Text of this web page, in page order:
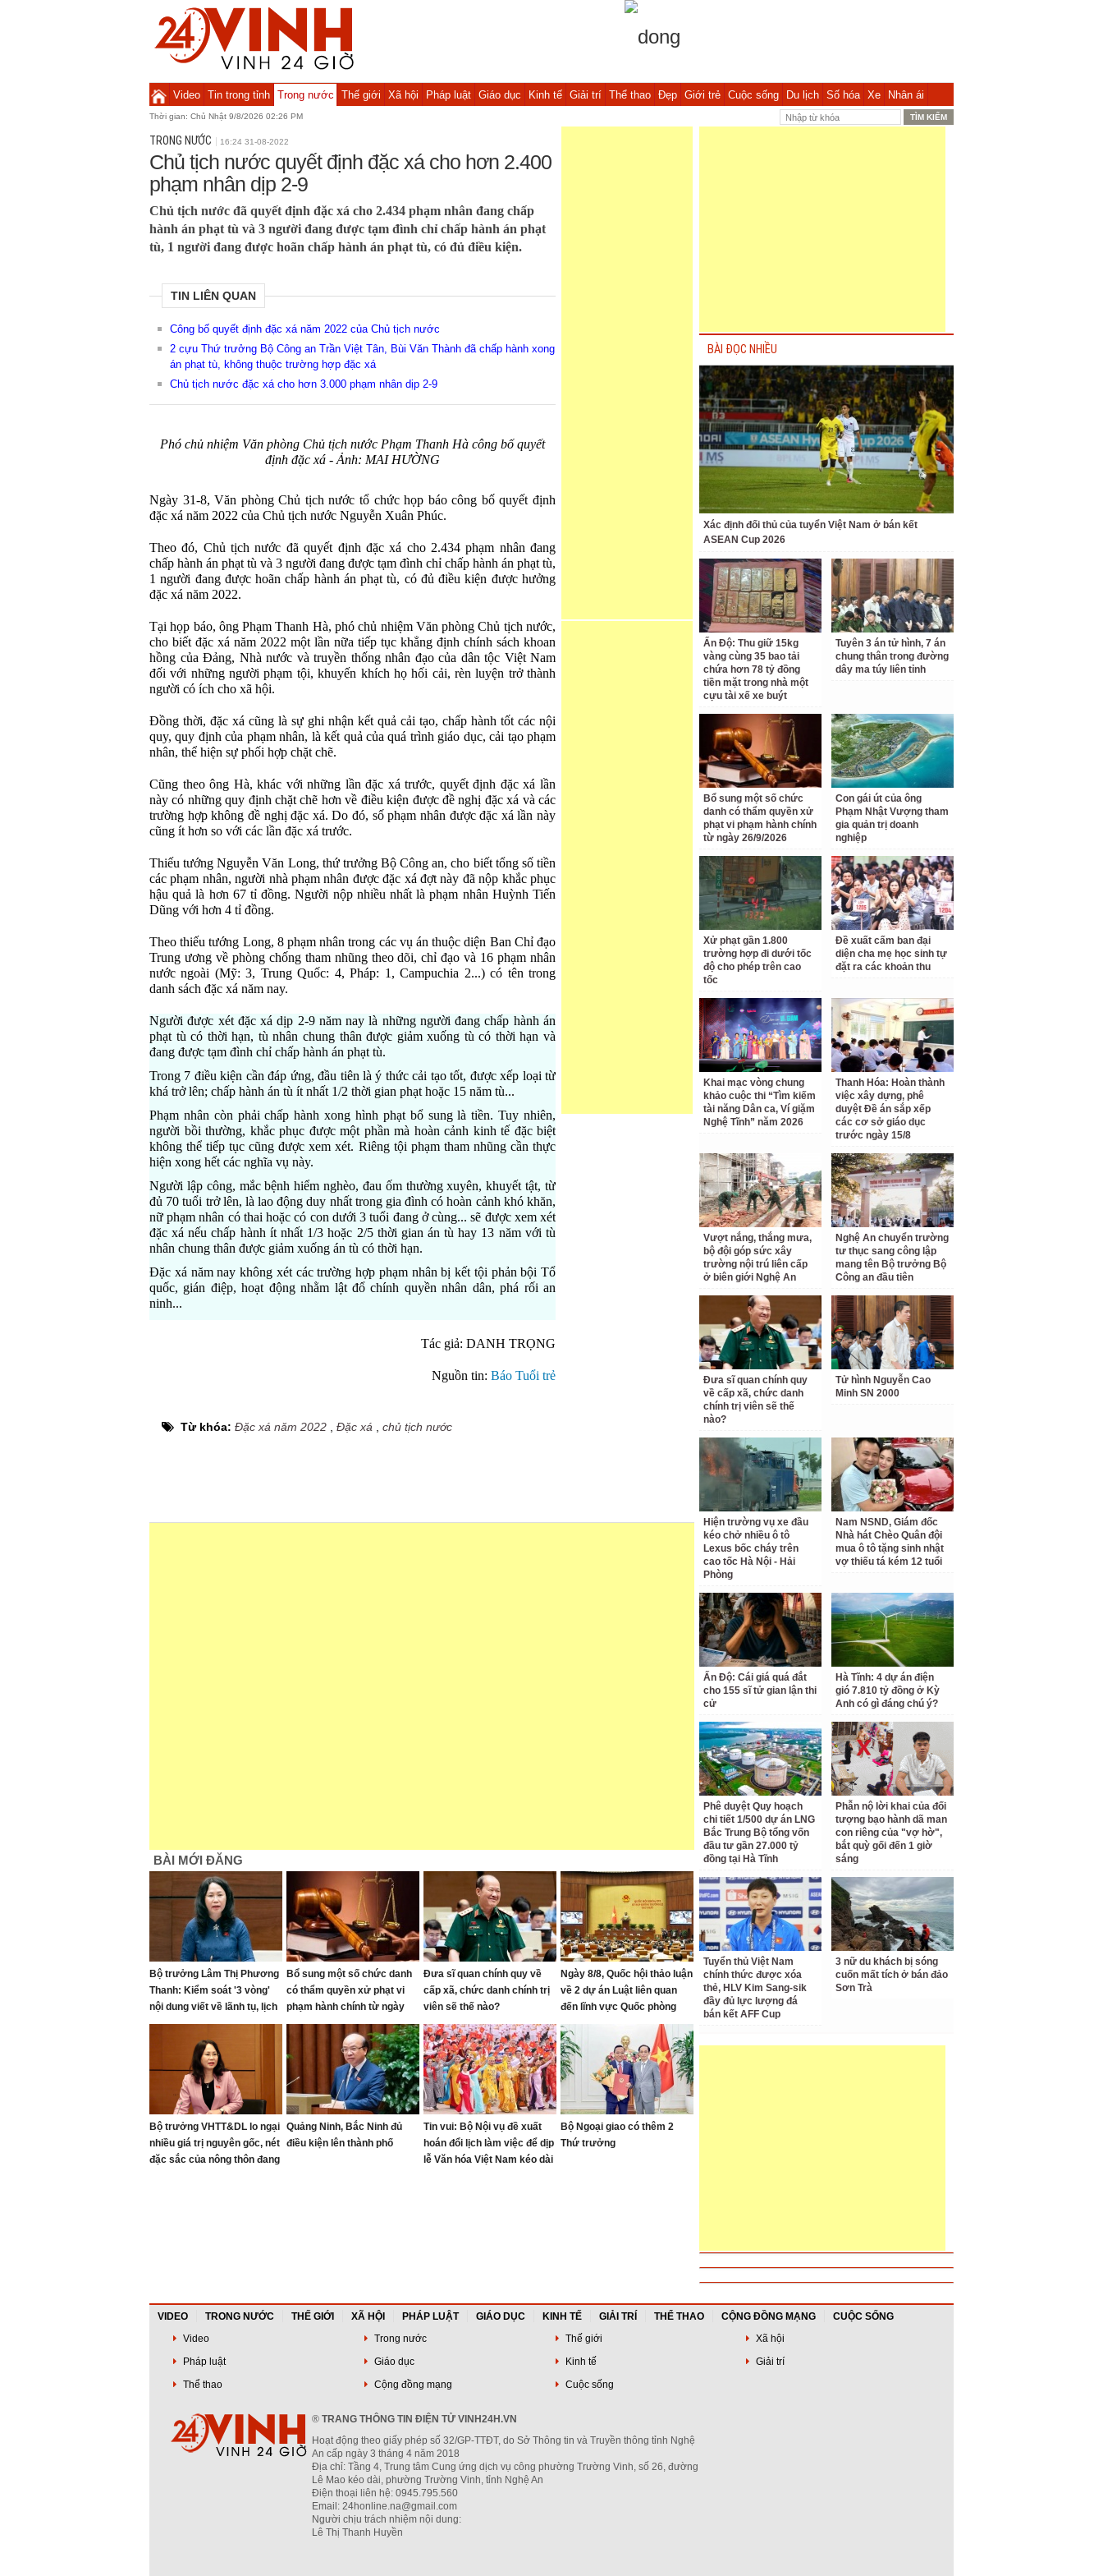
Video Tin trong tỉnh Trong nước Thế giới Xã hội Pháp luật Giáo dục Kinh tế Giải trí Thể thao Đẹp Giới trẻ Cuộc sống Du lịch Số hóa Xe Nhân ái
Thời gian: Chủ Nhật 9/8/2026 02:26 PM
TRONG NƯỚC 16:24 31-08-2022
Chủ tịch nước quyết định đặc xá cho hơn 2.400
phạm nhân dịp 2-9
Chủ tịch nước đã quyết định đặc xá cho 2.434 phạm nhân đang chấp
hành án phạt tù và 3 người đang được tạm đình chỉ chấp hành án phạt
tù, 1 người đang được hoãn chấp hành án phạt tù, có đủ điều kiện.
TIN LIÊN QUAN
Công bố quyết định đặc xá năm 2022 của Chủ tịch nước
2 cựu Thứ trưởng Bộ Công an Trần Việt Tân, Bùi Văn Thành đã chấp hành xong
án phạt tù, không thuộc trường hợp đặc xá
Chủ tịch nước đặc xá cho hơn 3.000 phạm nhân dịp 2-9
Phó chủ nhiệm Văn phòng Chủ tịch nước Phạm Thanh Hà công bố quyết
định đặc xá - Ảnh: MAI HƯỜNG
Ngày 31-8, Văn phòng Chủ tịch nước tổ chức họp báo công bố quyết định
đặc xá năm 2022 của Chủ tịch nước Nguyễn Xuân Phúc.
Theo đó, Chủ tịch nước đã quyết định đặc xá cho 2.434 phạm nhân đang
chấp hành án phạt tù và 3 người đang được tạm đình chỉ chấp hành án phạt tù,
1 người đang được hoãn chấp hành án phạt tù, có đủ điều kiện được hưởng
đặc xá năm 2022.
Tại họp báo, ông Phạm Thanh Hà, phó chủ nhiệm Văn phòng Chủ tịch nước,
cho biết đặc xá năm 2022 một lần nữa tiếp tục khẳng định chính sách khoan
hồng của Đảng, Nhà nước và truyền thống nhân đạo của dân tộc Việt Nam
đối với những người phạm tội, khuyến khích họ hối cải, rèn luyện trở thành
người có ích cho xã hội.
Đồng thời, đặc xá cũng là sự ghi nhận kết quả cải tạo, chấp hành tốt các nội
quy, quy định của phạm nhân, là kết quả của quá trình giáo dục, cải tạo phạm
nhân, thể hiện sự phối hợp chặt chẽ.
Cũng theo ông Hà, khác với những lần đặc xá trước, quyết định đặc xá lần
này có những quy định chặt chẽ hơn về điều kiện được đề nghị đặc xá và các
trường hợp không đề nghị đặc xá. Do đó, số phạm nhân được đặc xá lần này
cũng ít hơn so với các lần đặc xá trước.
Thiếu tướng Nguyễn Văn Long, thứ trưởng Bộ Công an, cho biết tổng số tiền
các phạm nhân, người nhà phạm nhân được đặc xá đợt này đã nộp khắc phục
hậu quả là hơn 67 tỉ đồng. Người nộp nhiều nhất là phạm nhân Huỳnh Tiến
Dũng với hơn 4 tỉ đồng.
Theo thiếu tướng Long, 8 phạm nhân trong các vụ án thuộc diện Ban Chỉ đạo
Trung ương về phòng chống tham nhũng theo dõi, chỉ đạo và 16 phạm nhân
nước ngoài (Mỹ: 3, Trung Quốc: 4, Pháp: 1, Campuchia 2...) có tên trong
danh sách đặc xá năm nay.
Người được xét đặc xá dịp 2-9 năm nay là những người đang chấp hành án
phạt tù có thời hạn, tù nhân chung thân được giảm xuống tù có thời hạn và
đang được tạm đình chỉ chấp hành án phạt tù.
Trong 7 điều kiện cần đáp ứng, đầu tiên là ý thức cải tạo tốt, được xếp loại từ
khá trở lên; chấp hành án tù ít nhất 1/2 thời gian phạt hoặc 15 năm tù...
Phạm nhân còn phải chấp hành xong hình phạt bổ sung là tiền. Tuy nhiên,
người bồi thường, khắc phục được một phần mà hoàn cảnh kinh tế đặc biệt
không thể tiếp tục cũng được xem xét. Riêng tội phạm tham nhũng cần thực
hiện xong hết các nghĩa vụ này.
Người lập công, mắc bệnh hiểm nghèo, đau ốm thường xuyên, khuyết tật, từ
đủ 70 tuổi trở lên, là lao động duy nhất trong gia đình có hoàn cảnh khó khăn,
nữ phạm nhân có thai hoặc có con dưới 3 tuổi đang ở cùng... sẽ được xem xét
đặc xá nếu chấp hành ít nhất 1/3 hoặc 2/5 thời gian án tù hay 13 năm với tù
nhân chung thân được giảm xuống án tù có thời hạn.
Đặc xá năm nay không xét các trường hợp phạm nhân bị kết tội phản bội Tổ
quốc, gián điệp, hoạt động nhằm lật đổ chính quyền nhân dân, phá rối an
ninh...
Tác giả: DANH TRỌNG
Nguồn tin: Báo Tuổi trẻ
Từ khóa: Đặc xá năm 2022 Đặc xá chủ tịch nước
BÀI MỚI ĐĂNG
Bộ trưởng Lâm Thị Phương
Thanh: Kiểm soát '3 vòng'
nội dung viết về lãnh tụ, lịch
sử dân tộc
Bổ sung một số chức danh
có thẩm quyền xử phạt vi
phạm hành chính từ ngày
26/9/2026
Đưa sĩ quan chính quy về
cấp xã, chức danh chính trị
viên sẽ thế nào?
Ngày 8/8, Quốc hội thảo luận
về 2 dự án Luật liên quan
đến lĩnh vực Quốc phòng
Bộ trưởng VHTT&DL lo ngại
nhiều giá trị nguyên gốc, nét
đặc sắc của nông thôn đang
Quảng Ninh, Bắc Ninh đủ
điều kiện lên thành phố
Tin vui: Bộ Nội vụ đề xuất
hoán đổi lịch làm việc để dịp
lễ Văn hóa Việt Nam kéo dài
Bộ Ngoại giao có thêm 2
Thứ trưởng
BÀI ĐỌC NHIỀU
Xác định đối thủ của tuyển Việt Nam ở bán kết
ASEAN Cup 2026
Ấn Độ: Thu giữ 15kg
vàng cùng 35 bao tải
chứa hơn 78 tỷ đồng
tiền mặt trong nhà một
cựu tài xế xe buýt
Tuyên 3 án tử hình, 7 án
chung thân trong đường
dây ma túy liên tỉnh
Bổ sung một số chức
danh có thẩm quyền xử
phạt vi phạm hành chính
từ ngày 26/9/2026
Con gái út của ông
Phạm Nhật Vượng tham
gia quản trị doanh
nghiệp
Xử phạt gần 1.800
trường hợp đi dưới tốc
độ cho phép trên cao
tốc
Đề xuất cấm ban đại
diện cha mẹ học sinh tự
đặt ra các khoản thu
Khai mạc vòng chung
khảo cuộc thi “Tìm kiếm
tài năng Dân ca, Ví giặm
Nghệ Tĩnh” năm 2026
Thanh Hóa: Hoàn thành
việc xây dựng, phê
duyệt Đề án sắp xếp
các cơ sở giáo dục
trước ngày 15/8
Vượt nắng, thắng mưa,
bộ đội góp sức xây
trường nội trú liên cấp
ở biên giới Nghệ An
Nghệ An chuyển trường
tư thục sang công lập
mang tên Bộ trưởng Bộ
Công an đầu tiên
Đưa sĩ quan chính quy
về cấp xã, chức danh
chính trị viên sẽ thế
nào?
Tử hình Nguyễn Cao
Minh SN 2000
Hiện trường vụ xe đầu
kéo chở nhiều ô tô
Lexus bốc cháy trên
cao tốc Hà Nội - Hải
Phòng
Nam NSND, Giám đốc
Nhà hát Chèo Quân đội
mua ô tô tặng sinh nhật
vợ thiếu tá kém 12 tuổi
Ấn Độ: Cái giá quá đắt
cho 155 sĩ tử gian lận thi
cử
Hà Tĩnh: 4 dự án điện
gió 7.810 tỷ đồng ở Kỳ
Anh có gì đáng chú ý?
Phê duyệt Quy hoạch
chi tiết 1/500 dự án LNG
Bắc Trung Bộ tổng vốn
đầu tư gần 27.000 tỷ
đồng tại Hà Tĩnh
Phẫn nộ lời khai của đối
tượng bạo hành dã man
con riêng của "vợ hờ",
bắt quỳ gối đến 1 giờ
sáng
Tuyển thủ Việt Nam
chính thức được xóa
thẻ, HLV Kim Sang-sik
đầy đủ lực lượng đá
bán kết AFF Cup
3 nữ du khách bị sóng
cuốn mất tích ở bán đảo
Sơn Trà
VIDEO TRONG NƯỚC THẾ GIỚI XÃ HỘI PHÁP LUẬT GIÁO DỤC KINH TẾ GIẢI TRÍ THỂ THAO CỘNG ĐỒNG MẠNG
CUỘC SỐNG
Video
Trong nước Thế giới
Xã hội
Pháp luật
Giáo dục Kinh tế
Giải trí
Thể thao
Cộng đồng mạng Cuộc sống
® TRANG THÔNG TIN ĐIỆN TỬ VINH24H.VN
Hoạt động theo giấy phép số 32/GP-TTĐT, do Sở Thông tin và Truyền thông tỉnh Nghệ
An cấp ngày 3 tháng 4 năm 2018
Địa chỉ: Tầng 4, Trung tâm Cung ứng dịch vụ công phường Trường Vinh, số 26, đường
Lê Mao kéo dài, phường Trường Vinh, tỉnh Nghệ An
Điện thoại liên hệ: 0945.795.560
Email: 24honline.na@gmail.com
Người chịu trách nhiệm nội dung:
Lê Thị Thanh Huyền